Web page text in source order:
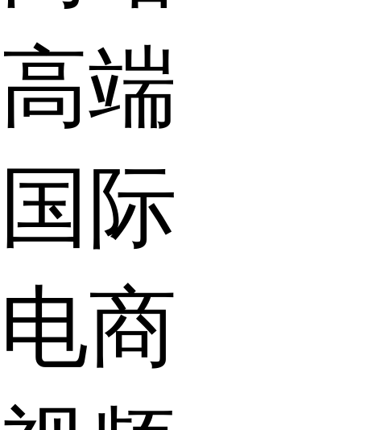
高端
国际
电商